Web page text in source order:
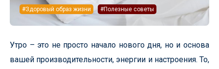
#Здоровый образ жизни #Полезные советы
Утро – это не просто начало нового дня, но и основа
вашей производительности, энергии и настроения. То,